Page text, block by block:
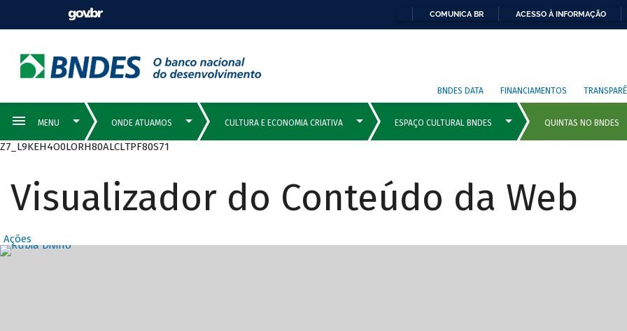
COMUNICA BR ACESSO À INFORMAÇÃO
BNDES DATA FINANCIAMENTOS
Z7_L9KEH4O0LORH80ALCLTPF80S71
Visualizador do Conteúdo da Web
Ações
Destaques Principais com